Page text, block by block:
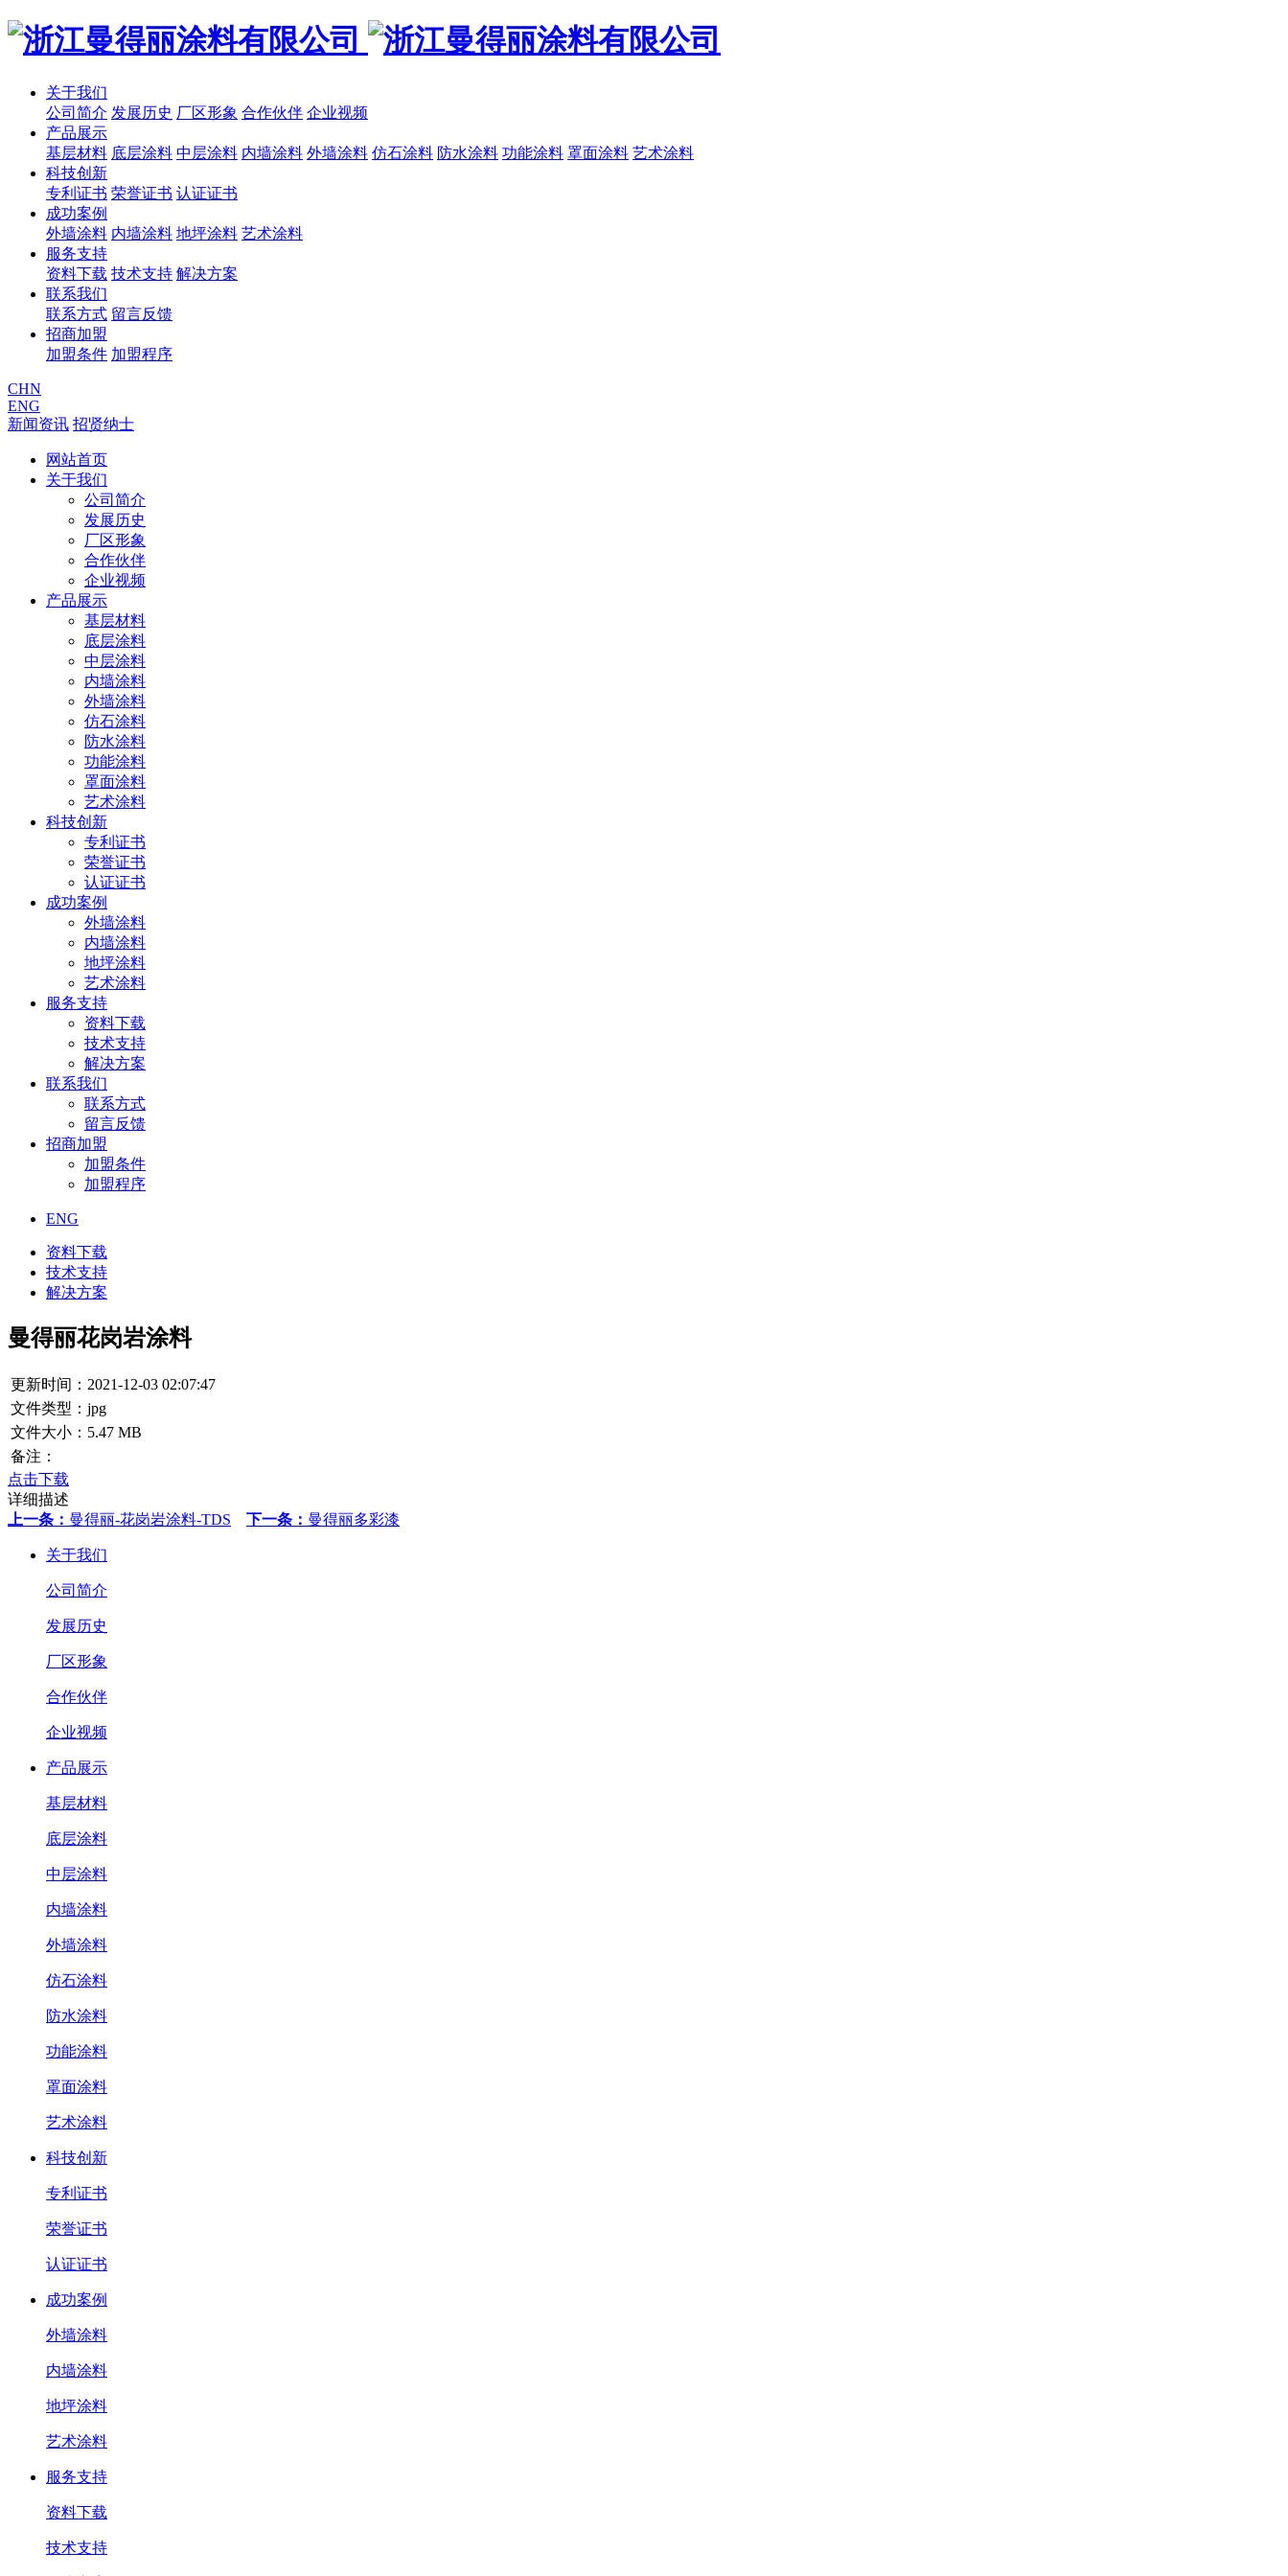
关于我们
公司简介 发展历史 厂区形象 合作伙伴 企业视频
产品展示
基层材料 底层涂料 中层涂料 内墙涂料 外墙涂料 仿石涂料 防水涂料 功能涂料 罩面涂料 艺术涂料
科技创新
专利证书 荣誉证书 认证证书
成功案例
外墙涂料 内墙涂料 地坪涂料 艺术涂料
服务支持
资料下载 技术支持 解决方案
联系我们
联系方式 留言反馈
招商加盟
加盟条件 加盟程序
CHN
ENG
新闻资讯 招贤纳士
网站首页
关于我们
公司简介
发展历史
厂区形象
合作伙伴
企业视频
产品展示
基层材料
底层涂料
中层涂料
内墙涂料
外墙涂料
仿石涂料
防水涂料
功能涂料
罩面涂料
艺术涂料
科技创新
专利证书
荣誉证书
认证证书
成功案例
外墙涂料
内墙涂料
地坪涂料
艺术涂料
服务支持
资料下载
技术支持
解决方案
联系我们
联系方式
留言反馈
招商加盟
加盟条件
加盟程序
ENG
资料下载
技术支持
解决方案
曼得丽花岗岩涂料
更新时间：2021-12-03 02:07:47
文件类型：jpg
文件大小：5.47 MB
备注：
点击下载
详细描述
上一条： 曼得丽-花岗岩涂料-TDS 下一条： 曼得丽多彩漆
关于我们
公司简介
发展历史
厂区形象
合作伙伴
企业视频
产品展示
基层材料
底层涂料
中层涂料
内墙涂料
外墙涂料
仿石涂料
防水涂料
功能涂料
罩面涂料
艺术涂料
科技创新
专利证书
荣誉证书
认证证书
成功案例
外墙涂料
内墙涂料
地坪涂料
艺术涂料
服务支持
资料下载
技术支持